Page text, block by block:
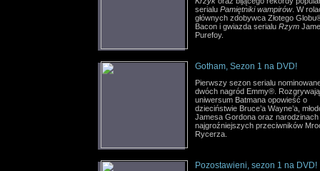
serialu Pamiętniki wampirów. W
głównych zdobywca Złotego
Bacon i gwiazda serialu Rzym
Purefoy.
Gotham, Sezon 1 na DVD!
Pierwszy sezon serialu
dwóch nagród Emmy®.
uniwersum Batmana opowieść o
dzieciństwie Bruce’a Wayne’a,
Jamesa Gordona oraz narodzinach
najgroźniejszych przeciwników
Rycerza.
Pozostawieni, sezon 1 na DVD!